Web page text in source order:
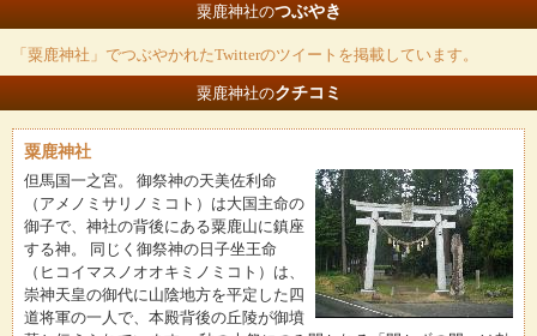
粟鹿神社のつぶやき
「粟鹿神社」でつぶやかれたTwitterのツイートを掲載しています。
粟鹿神社のクチコミ
粟鹿神社
但馬国一之宮。 御祭神の天美佐利命
（アメノミサリノミコト）は大国主命の
御子で、神社の背後にある粟鹿山に鎮座
する神。 同じく御祭神の日子坐王命
（ヒコイマスノオオキミノミコト）は、
崇神天皇の御代に山陰地方を平定した四
道将軍の一人で、本殿背後の丘陵が御墳